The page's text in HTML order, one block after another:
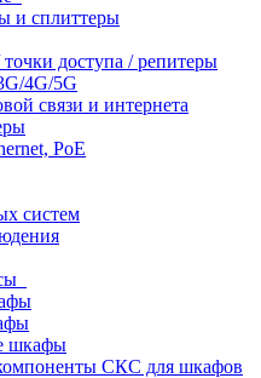
и сплиттеры
доступа / репитеры
4G/5G
связи и интернета
PoE
систем
шкафы
СКС для шкафов